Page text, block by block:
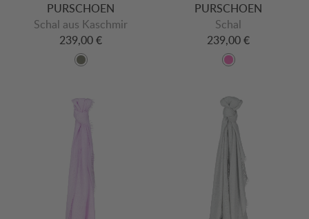
PURSCHOEN
Schal aus Kaschmir
239,00 €
PURSCHOEN
Schal
239,00 €